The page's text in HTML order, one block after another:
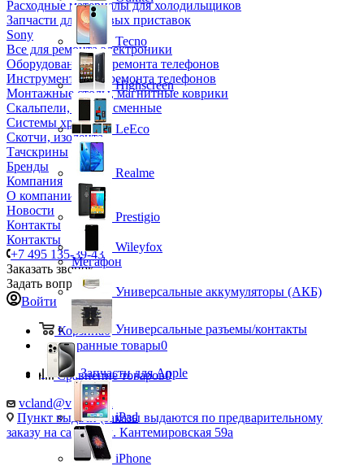
Расходные материалы для холодильщиков
Запчасти для игровых приставок
Sony
Все для ремонта электроники
Оборудование для ремонта телефонов
Инструменты для ремонта телефонов
Монтажные столы, магнитные коврики
Скальпели, лезвия сменные
Системы хранения
Скотчи, изолента
Тачскрины
Бренды
Компания
О компании
Новости
Контакты
Контакты
+7 495 135-39-43
Заказать звонок
Задать вопрос
Войти
Корзина0
Избранные товары0
Сравнение товаров0
vcland@vcland.ru
Пункт выдачи (заказы выдаются по предварительному
заказу на сайте), ул. Кантемировская 59а
Tecno
Highscreen
LeEco
Realme
Prestigio
Wileyfox
Мегафон
Универсальные аккумуляторы (АКБ)
Универсальные разъемы/контакты
Запчасти для Apple
iPad
iPhone